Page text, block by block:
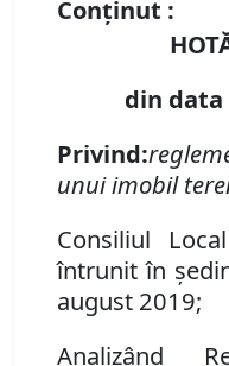
Conținut :
din data
Privind:
unui imobil
Consiliul
întrunit în
august 2019;
Analizând